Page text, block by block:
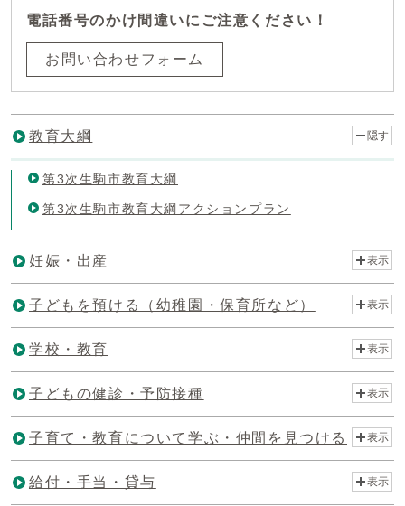
電話番号のかけ間違いにご注意ください！
お問い合わせフォーム
教育大綱 隠す
第3次生駒市教育大綱
第3次生駒市教育大綱アクションプラン
妊娠・出産 表示
子どもを預ける（幼稚園・保育所など） 表示
学校・教育 表示
子どもの健診・予防接種 表示
子育て・教育について学ぶ・仲間を見つける 表示
給付・手当・貸与 表示